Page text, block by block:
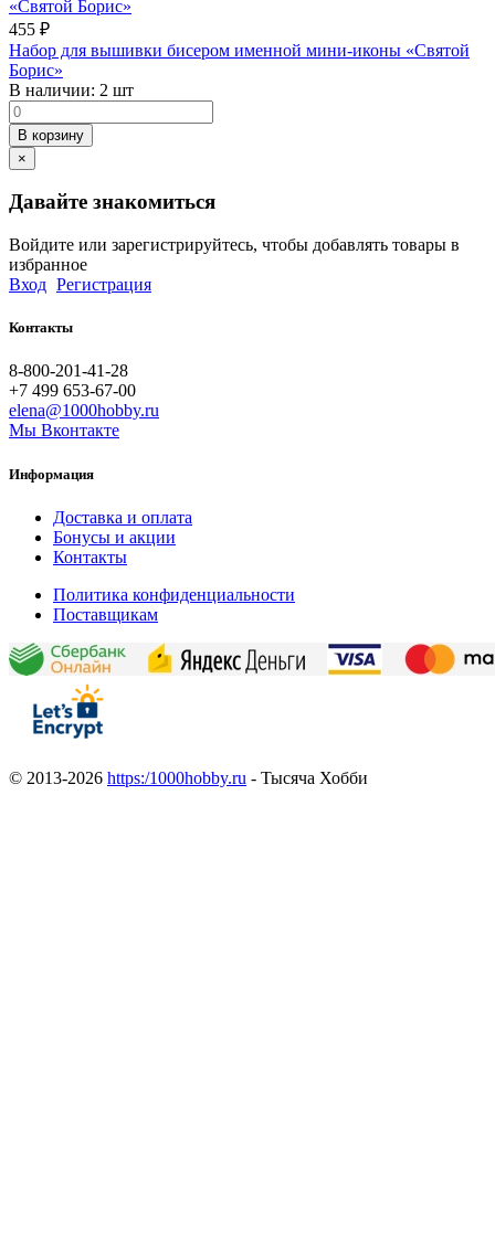
455 ₽
Набор для вышивки бисером именной мини-иконы «Святой
Борис»
В наличии: 2 шт
В корзину
×
Давайте знакомиться
Войдите или зарегистрируйтесь, чтобы добавлять товары в
избранное
Вход Регистрация
Контакты
8-800-201-41-28
+7 499 653-67-00
elena@1000hobby.ru
Мы Вконтакте
Информация
Доставка и оплата
Бонусы и акции
Контакты
Политика конфиденциальности
Поставщикам
© 2013-2026 https:/1000hobby.ru - Тысяча Хобби